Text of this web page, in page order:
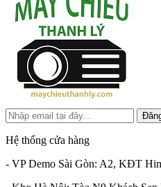
Hệ thống cửa hàng
- VP Demo Sài Gòn: A2, KĐT